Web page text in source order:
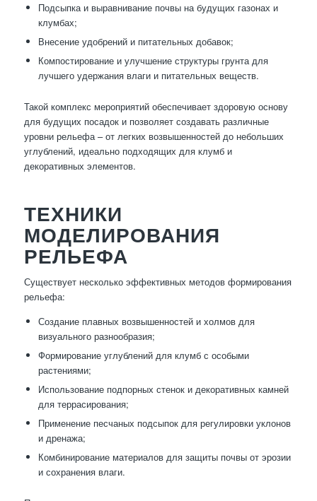
Подсыпка и выравнивание почвы на будущих газонах и
клумбах;
Внесение удобрений и питательных добавок;
Компостирование и улучшение структуры грунта для
лучшего удержания влаги и питательных веществ.
Такой комплекс мероприятий обеспечивает здоровую основу
для будущих посадок и позволяет создавать различные
уровни рельефа – от легких возвышенностей до небольших
углублений, идеально подходящих для клумб и
декоративных элементов.
ТЕХНИКИ
МОДЕЛИРОВАНИЯ
РЕЛЬЕФА
Существует несколько эффективных методов формирования
рельефа:
Создание плавных возвышенностей и холмов для
визуального разнообразия;
Формирование углублений для клумб с особыми
растениями;
Использование подпорных стенок и декоративных камней
для террасирования;
Применение песчаных подсыпок для регулировки уклонов
и дренажа;
Комбинирование материалов для защиты почвы от эрозии
и сохранения влаги.